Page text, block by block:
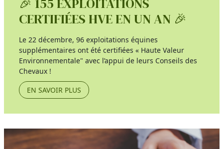
CERTIFIÉES HVE EN UN AN 🎉
Le 22 décembre, 96 exploitations équines
supplémentaires ont été certifiées « Haute Valeur
Environnementale" avec l’appui de leurs Conseils des
Chevaux !
EN SAVOIR PLUS